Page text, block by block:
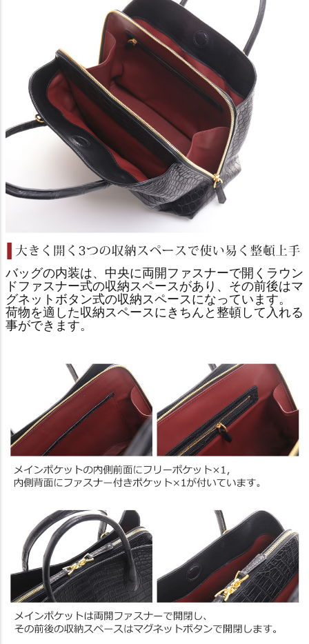
バッグの内装は、中央に両開ファスナーで開くラウン
ドファスナー式の収納スペースがあり、その前後はマ
グネットボタン式の収納スペースになっています。
荷物を適した収納スペースにきちんと整頓して入れる
事ができます。